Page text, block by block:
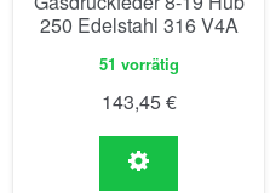
250 Edelstahl 316 V4A
51 vorrätig
143,45€